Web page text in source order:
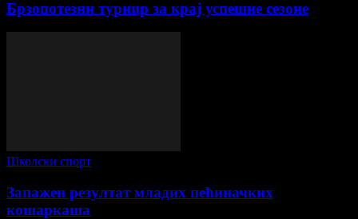
Брзопотезни турнир за крај успешне сезоне
Школски спорт
Запажен резултат младих пећиначких
кошаркаша